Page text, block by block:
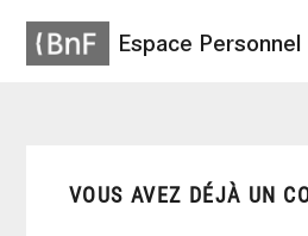
Espace Personnel
VOUS AVEZ DÉJÀ UN